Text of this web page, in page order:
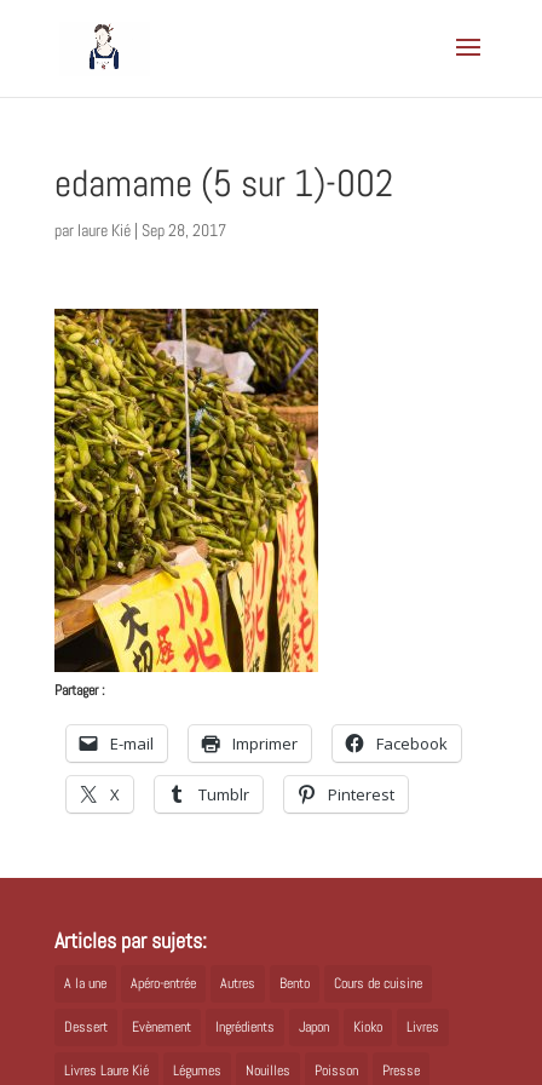
edamame (5 sur 1)-002
par laure Kié| Sep 28, 2017
Partager :
E-mail Imprimer Facebook
X Tumblr Pinterest
Articles par sujets:
A la une Apéro-entrée Autres Bento Cours de cuisine
Dessert Evènement Ingrédients Japon Kioko Livres
Livres Laure Kié Légumes Nouilles Poisson Presse